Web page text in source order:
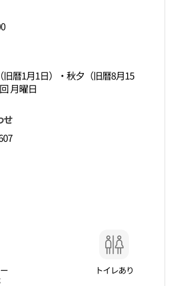
旧暦1月1日）・秋夕（旧暦8月15
月曜日
せ
トイレあり